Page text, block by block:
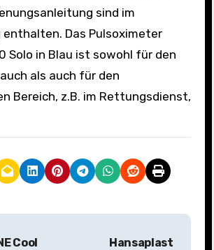
sind im
Das Pulsoximeter
Solo in Blau ist sowohl für den
als auch für den
Bereich, z.B. im Rettungsdienst,
Cool
Hansaplast